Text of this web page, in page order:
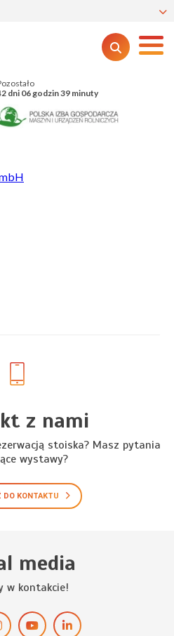
dni 06 godzin 39 minuty
z nami
stoiska? Masz pytania
wystawy?
DO KONTAKTU
media
w kontakcie!